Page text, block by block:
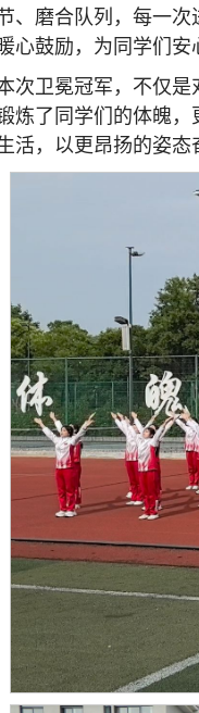
、磨合队列，每一
心鼓励，为同学们
次卫冕冠军，不仅
炼了同学们的体魄
活，以更昂扬的姿态